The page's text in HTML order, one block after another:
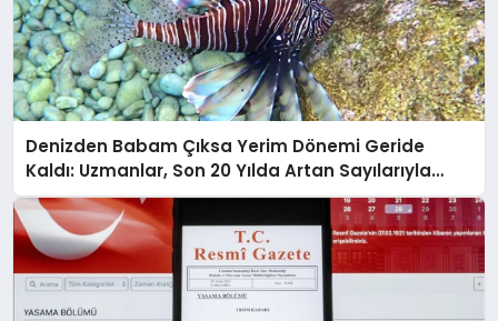
Denizden Babam Çıksa Yerim Dönemi Geride
Kaldı: Uzmanlar, Son 20 Yılda Artan Sayılarıyla
Uyarıyor!